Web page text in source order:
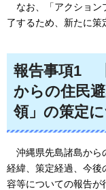
なお、「アクション
了するため、新たに策
報告事項1
からの住民
領」の策定
沖縄県先島諸島から
経緯、策定経過、今後
容等についての報告が